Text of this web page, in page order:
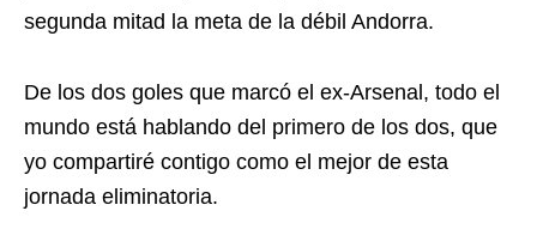
segunda mitad la meta de la débil Andorra.
De los dos goles que marcó el ex-Arsenal, todo el
mundo está hablando del primero de los dos, que
yo compartiré contigo como el mejor de esta
jornada eliminatoria.